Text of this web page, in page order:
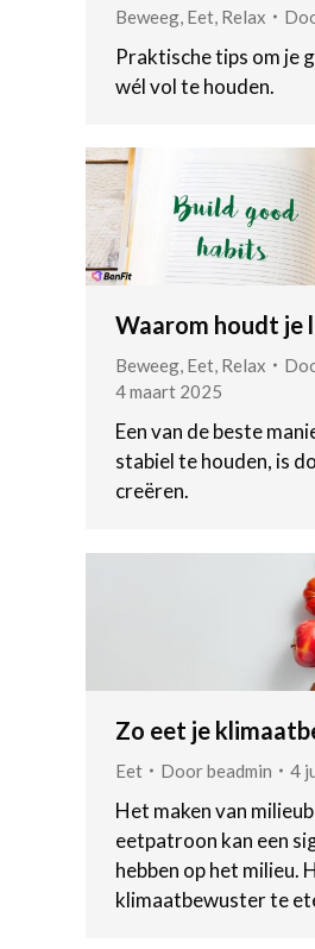
Beweeg, Eet, Relax
Praktische tips om je
wél vol te houden.
Waarom houdt je
Beweeg, Eet, Relax
4 maart 2025
Een van de beste
stabiel te houden, is
creëren.
Zo eet je
Eet Doorbeadmin 4
Het maken van
eetpatroon kan een
hebben op het milieu.
klimaatbewuster te